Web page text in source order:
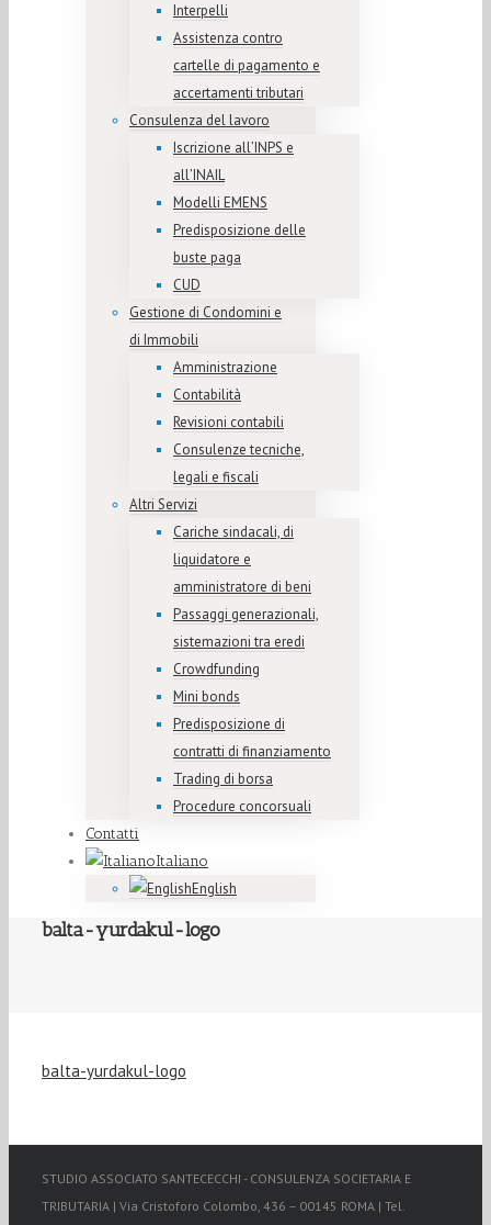
Interpelli
Assistenza contro
cartelle di pagamento e
accertamenti tributari
Consulenza del lavoro
Iscrizione all’INPS e
all’INAIL
Modelli EMENS
Predisposizione delle
buste paga
CUD
Gestione di Condomini e
di Immobili
Amministrazione
Contabilità
Revisioni contabili
Consulenze tecniche,
legali e fiscali
Altri Servizi
Cariche sindacali, di
liquidatore e
amministratore di beni
Passaggi generazionali,
sistemazioni tra eredi
Crowdfunding
Mini bonds
Predisposizione di
contratti di finanziamento
Trading di borsa
Procedure concorsuali
Contatti
Italiano
English
balta-yurdakul-logo
balta-yurdakul-logo
STUDIO ASSOCIATO SANTECECCHI - CONSULENZA SOCIETARIA E
TRIBUTARIA | Via Cristoforo Colombo, 436 – 00145 ROMA | Tel.